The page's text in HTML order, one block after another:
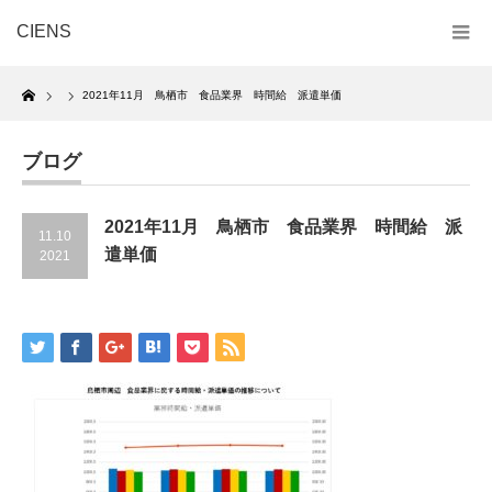
CIENS
Home
2021年11月 鳥栖市 食品業界 時間給 派遣単価
ブログ
11.10
2021
2021年11月 鳥栖市 食品業界 時間給 派
遣単価